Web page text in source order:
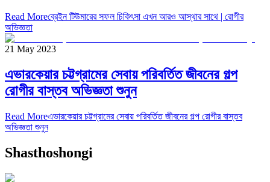
Read Moreব্রেইন টিউমারের সফল চিকিৎসা এখন আরও আস্থার সাথে | রোগীর
অভিজ্ঞতা
21 May 2023
এভারকেয়ার চট্টগ্রামের সেবায় পরিবর্তিত জীবনের গল্প
রোগীর বাস্তব অভিজ্ঞতা শুনুন
Read Moreএভারকেয়ার চট্টগ্রামের সেবায় পরিবর্তিত জীবনের গল্প রোগীর বাস্তব
অভিজ্ঞতা শুনুন
Shasthoshongi